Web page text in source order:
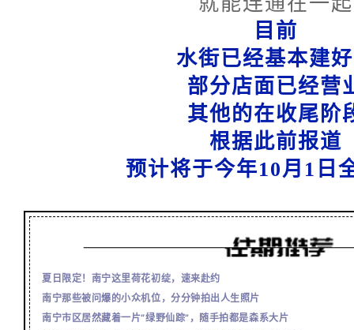
目前
水街已经基本建
部分店面已经营
其他的在收尾阶
根据此前报道
预计将于今年10月1日
夏日限定！南宁这里荷花初绽，速来赴约
南宁那些被问爆的小众机位，分分钟拍出人生照片
南宁市区居然藏着一片“绿野仙踪”，随手拍都是森系大片